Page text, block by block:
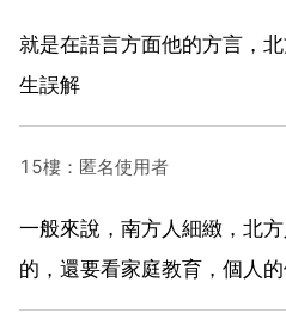
就是在語言方面他的方言，
生誤解
15樓：匿名使用者
一般來說，南方人細緻，北
的，還要看家庭教育，個人